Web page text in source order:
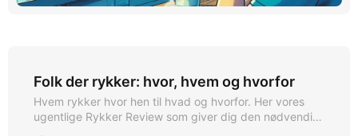
Folk der rykker: hvor, hvem og hvorfor
Hvem rykker hvor hen til hvad og hvorfor. Her vores
ugentlige Rykker Review som giver dig den nødvendige